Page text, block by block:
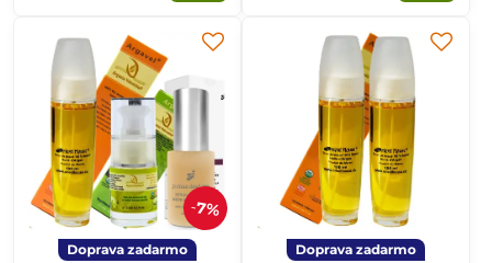
7%
Doprava zadarmo Doprava zadarmo